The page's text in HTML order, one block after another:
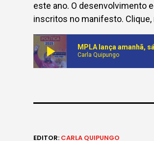
este ano. O desenvolvimento
inscritos no manifesto. Clique,
play_arrow MPLA lança amanhã,
Carla Quipungo
EDITOR: CARLA QUIPUNGO